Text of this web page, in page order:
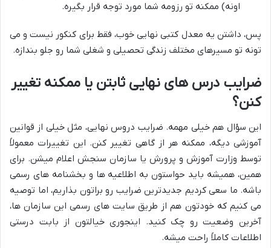
اونه) ممکنه تو رزومه شما مورد توجه قرار بگیره.
پس، داشتن یه معدل کتبی نهایی خوب، فقط برای کنکور نیست و می
تونه تو مسیرهای مختلف زندگی تحصیلی و شغلی شما رو جلو بندازه.
ضرایب درس های نهایی ثابتن یا ممکنه تغییر
کنن؟
این سؤال هم خیلی مهمه. ضرایب دروس نهایی، مثل خیلی از قوانین
آموزشی دیگه، ممکنه هر از گاهی تغییر کنن. این تغییرات معمولاً
توسط وزارت آموزش و پرورش یا سازمان سنجش اعلام میشن. برای
همین، همیشه باید حواستون به اطلاعیه ها و بخشنامه های رسمی
باشه. ما سعی کردیم جدیدترین ضرایب رو براتون بذاریم، اما توصیه
می کنیم که خودتون هم از طریق سایت های رسمی این سازمان ها،
آخرین وضعیت رو چک کنید. اینجوری خیالتون از بابت درستی
اطلاعات کاملاً راحت میشه.